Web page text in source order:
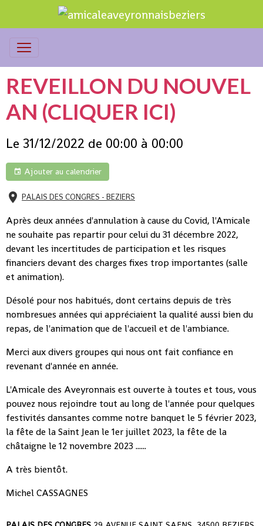
REVEILLON DU NOUVEL
AN (CLIQUER ICI)
Le 31/12/2022 de 00:00 à 00:00
Ajouter au calendrier
PALAIS DES CONGRES - BEZIERS
Après deux années d'annulation à cause du Covid, l'Amicale
ne souhaite pas repartir pour celui du 31 décembre 2022,
devant les incertitudes de participation et les risques
financiers devant des charges fixes trop importantes (salle
et animation).
Désolé pour nos habitués, dont certains depuis de très
nombresues années qui appréciaient la qualité aussi bien du
repas, de l'animation que de l'accueil et de l'ambiance.
Merci aux divers groupes qui nous ont fait confiance en
revenant d'année en année.
L'Amicale des Aveyronnais est ouverte à toutes et tous, vous
pouvez nous rejoindre tout au long de l'année pour quelques
festivités dansantes comme notre banquet le 5 février 2023,
la fête de la Saint Jean le 1er juillet 2023, la fête de la
châtaigne le 12 novembre 2023 ......
A très bientôt.
Michel CASSAGNES